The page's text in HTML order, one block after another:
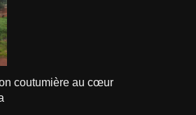
coutumière au cœur